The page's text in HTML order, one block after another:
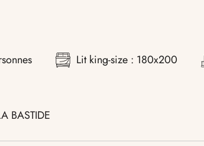
Lit king-size : 180x200
BASTIDE